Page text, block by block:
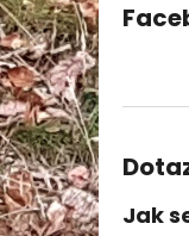
Jak